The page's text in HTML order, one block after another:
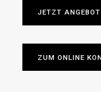
JETZT
ZUM ONLINE